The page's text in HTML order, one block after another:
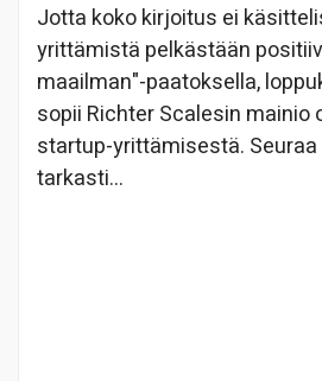
Jotta koko kirjoitus ei
yrittämistä pelkästään
maailman"-paatoksella,
sopii Richter Scalesin mainio
startup-yrittämisestä.
tarkasti…